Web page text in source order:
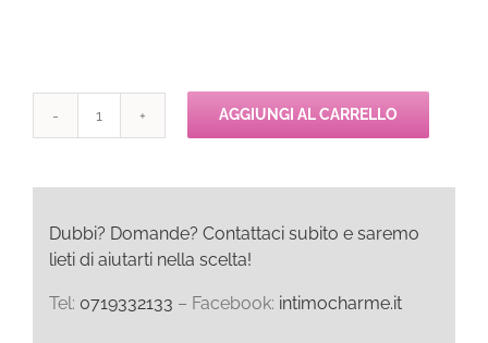
Chantelle
AGGIUNGI AL CARRELLO
Dubbi? Domande? Contattaci subito e saremo
lieti di aiutarti nella scelta!
Tel: 0719332133 – Facebook: intimocharme.it